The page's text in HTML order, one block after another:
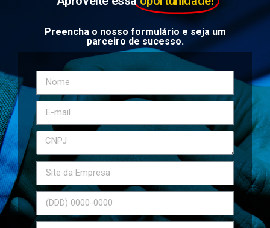
Preencha o nosso formulário e seja um
parceiro de sucesso.